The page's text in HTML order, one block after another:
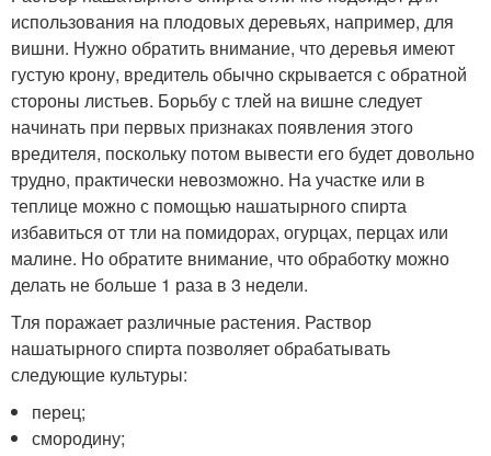
использования на плодовых деревьях, например, для
вишни. Нужно обратить внимание, что деревья имеют
густую крону, вредитель обычно скрывается с обратной
стороны листьев. Борьбу с тлей на вишне следует
начинать при первых признаках появления этого
вредителя, поскольку потом вывести его будет довольно
трудно, практически невозможно. На участке или в
теплице можно с помощью нашатырного спирта
избавиться от тли на помидорах, огурцах, перцах или
малине. Но обратите внимание, что обработку можно
делать не больше 1 раза в 3 недели.
Тля поражает различные растения. Раствор
нашатырного спирта позволяет обрабатывать
следующие культуры:
перец;
смородину;